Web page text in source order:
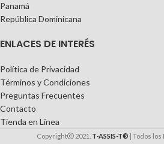
Panamá
República Dominicana
ENLACES DE INTERÉS
Política de Privacidad
Términos y Condiciones
Preguntas Frecuentes
Contacto
Tienda en Línea
Copyright 2021. T-ASSIS-T® | Todos